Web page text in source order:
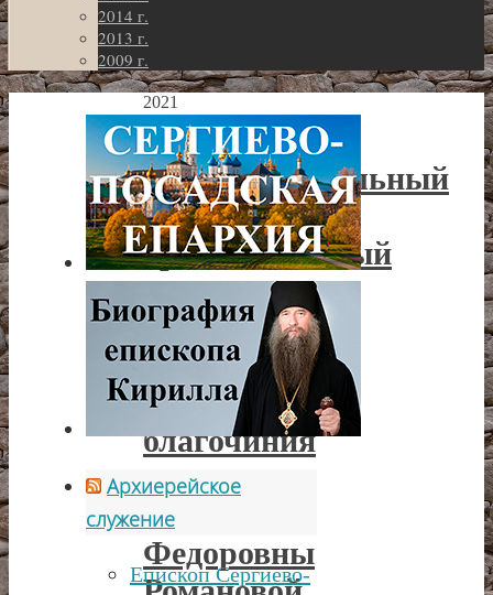
2014 г.
2013 г.
2009 г.
2021
г.
Благотворительный
концерт
организованный
отделом
социального
служения
Клинского
благочиния
им.
Елизаветы
Федоровны
Архиерейское
служение
Епископ Сергиево-